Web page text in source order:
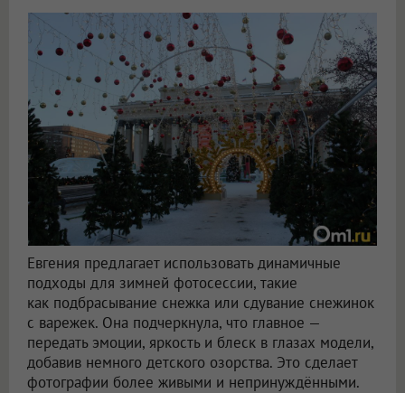
Евгения предлагает использовать динамичные
подходы для зимней фотосессии, такие
как подбрасывание снежка или сдувание снежинок
с варежек. Она подчеркнула, что главное —
передать эмоции, яркость и блеск в глазах модели,
добавив немного детского озорства. Это сделает
фотографии более живыми и непринуждёнными.